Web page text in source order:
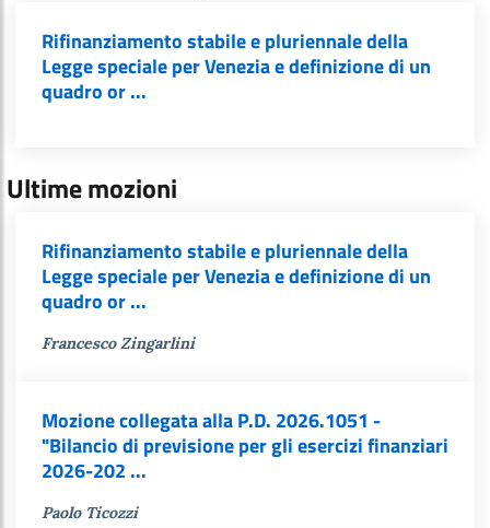
Rifinanziamento stabile e pluriennale della
Legge speciale per Venezia e definizione di un
quadro or ...
Ultime mozioni
Rifinanziamento stabile e pluriennale della
Legge speciale per Venezia e definizione di un
quadro or ...
Francesco Zingarlini
Mozione collegata alla P.D. 2026.1051 -
"Bilancio di previsione per gli esercizi finanziari
2026-202 ...
Paolo Ticozzi